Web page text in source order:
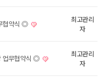
협약식 ◎
최고관리
자
업무협약식 ◎
최고관리
자